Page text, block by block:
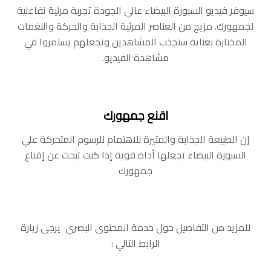
‫سيوفر فيديو السبورة البيضاء عالي الجودة تجربة مرئية تفاعلية
لجمهورك. مزيج من العناصر المرئية الجذابة والحركة والنغمات
المختارة بعناية ستجذب المشاهدين وتجعلهم يستمروا في
مشاهدة الفيديو.
‫اقنع جمهورك
‫إن الطبيعة الجذابة والمثيرة للاهتمام للرسوم المتحركة علي
السبورة البيضاء تجعلها أداة قوية إذا كنت تبحث عن إقناع
جمهورك
للمزيد من التفاصيل حول خدمة المحتوى البصري يرجى زيارة
الرابط التالي :